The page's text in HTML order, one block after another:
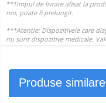
Produse similare